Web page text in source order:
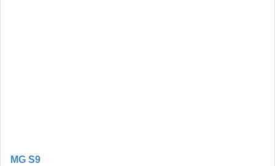
MG S9